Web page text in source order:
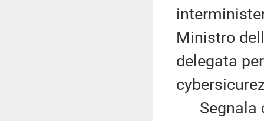
Ministro
delegata
Segnala